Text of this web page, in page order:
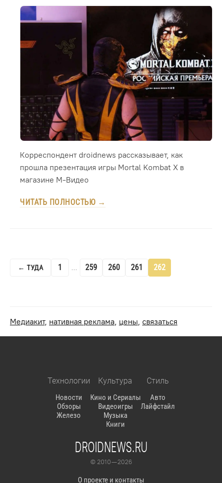
Корреспондент droidnews рассказывает, как
прошла презентация игры Mortal Kombat X в
магазине М-Видео
ЧИТАТЬ ПОЛНОСТЬЮ →
← ТУДА 1 ... 259 260 261 262
Медиакит, нативная реклама, цены, связаться
DROIDNEWS.RU
© 2010 — 2026
О проекте и контакты
Технологии
Новости
Обзоры
Железо
Культура
Кино и Сериалы
Видеоигры
Музыка
Книги
Стиль
Авто
Лайфстайл